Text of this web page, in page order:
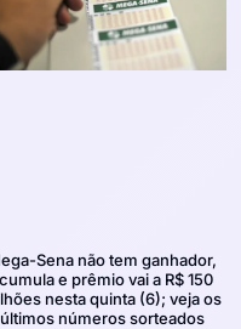
Sena não tem ganhador,
e prêmio vai a R$ 150
nesta quinta (6); veja os
últimos números sorteados